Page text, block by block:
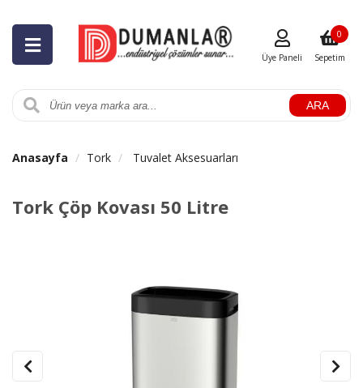
ARA
Üye Paneli Sepetim
0
Anasayfa Tork Tuvalet Aksesuarları
Tork Çöp Kovası 50 Litre